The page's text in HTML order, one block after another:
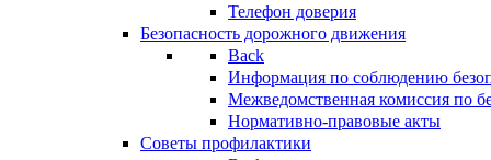
Телефон доверия
Безопасность дорожного движения
Back
Информация по соблюдению
Межведомственная комиссия по
Нормативно-правовые акты
Советы профилактики